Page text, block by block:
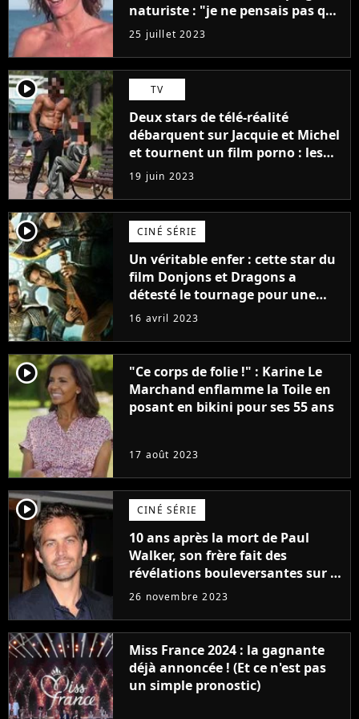
naturiste : "je ne pensais pas que
j'arriverais à le faire..."
25 juillet 2023
player2 TV
Deux stars de télé-réalité
débarquent sur Jacquie et Michel
et tournent un film porno : les
premières images du tournage
(exclu)
19 juin 2023
player2 CINÉ SÉRIE
Un véritable enfer : cette star du
film Donjons et Dragons a
détesté le tournage pour une
raison très spéciale
16 avril 2023
player2
"Ce corps de folie !" : Karine Le
Marchand enflamme la Toile en
posant en bikini pour ses 55 ans
17 août 2023
player2 CINÉ SÉRIE
10 ans après la mort de Paul
Walker, son frère fait des
révélations bouleversantes sur la
réaction des acteurs de Fast and
26 novembre 2023
Miss France 2024 : la gagnante
déjà annoncée ! (Et ce n'est pas
un simple pronostic)